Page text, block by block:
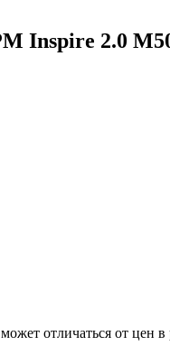
Inspire 2.0
отличаться от цен